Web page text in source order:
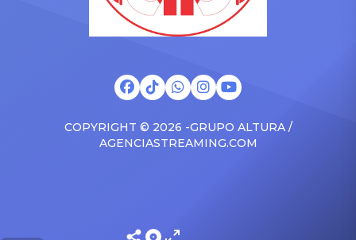
COPYRIGHT © 2026 -GRUPO ALTURA /
AGENCIASTREAMING.COM